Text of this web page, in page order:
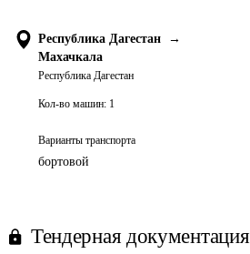
Республика Дагестан
→
Махачкала
Республика Дагестан
Кол-во машин: 1
Варианты транспорта
бортовой
Тендерная документация